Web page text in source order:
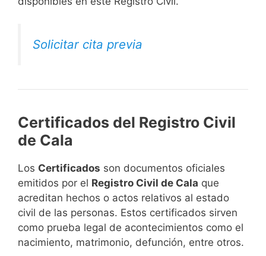
Solicitar cita previa
Certificados del Registro Civil
de Cala
Los Certificados son documentos oficiales
emitidos por el Registro Civil de Cala que
acreditan hechos o actos relativos al estado
civil de las personas. Estos certificados sirven
como prueba legal de acontecimientos como el
nacimiento, matrimonio, defunción, entre otros.